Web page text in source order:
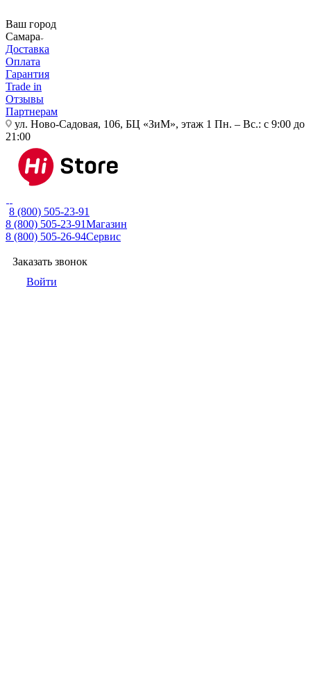
Ваш город
Самара
Доставка
Оплата
Гарантия
Trade in
Отзывы
Партнерам
ул. Ново-Садовая, 106, БЦ «ЗиМ», этаж 1 Пн. – Вс.: с 9:00 до
21:00
8 (800) 505-23-91
8 (800) 505-23-91Магазин
8 (800) 505-26-94Сервис
Заказать звонок
Войти